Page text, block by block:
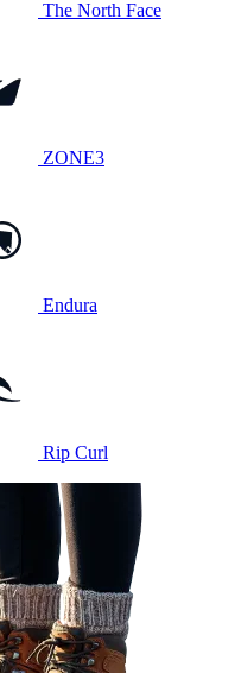
The North Face
ZONE3
Endura
Rip Curl